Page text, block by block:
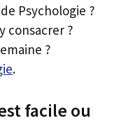
Psychologie ?
consacrer ?
?
.
facile ou